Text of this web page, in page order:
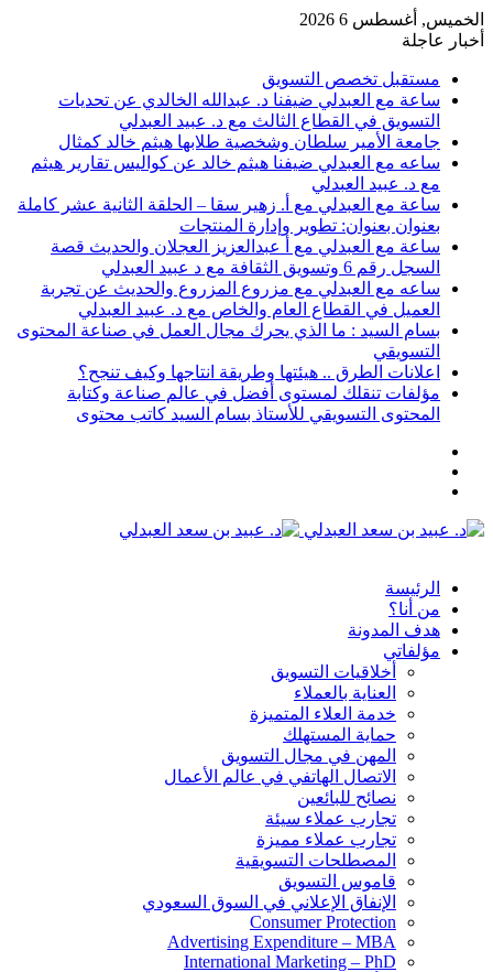
الخميس, أغسطس 6 2026
أخبار عاجلة
مستقبل تخصص التسويق
ساعة مع العبدلي ضيفنا د. عبدالله الخالدي عن تحديات
التسويق في القطاع الثالث مع د. عبيد العبدلي
جامعة الأمير سلطان وشخصية طلابها هيثم خالد كمثال
ساعه مع العبدلي ضيفنا هيثم خالد عن كواليس تقارير هيثم
مع د. عبيد العبدلي
ساعة مع العبدلي مع أ. زهير سقا – الحلقة الثانية عشر كاملة
بعنوان بعنوان: تطوير وإدارة المنتجات
ساعة مع العبدلي مع أ عبدالعزيز العجلان والحديث قصة
السجل رقم 6 وتسويق الثقافة مع د عبيد العبدلي
ساعه مع العبدلي مع مزروع المزروع والحديث عن تجربة
العميل في القطاع العام والخاص مع د. عبيد العبدلي
بسام السيد : ما الذي يحرك مجال العمل في صناعة المحتوى
التسويقي
اعلانات الطرق .. هيئتها وطريقة انتاجها وكيف تنجح؟
مؤلفات تنقلك لمستوى أفضل في عالم صناعة وكتابة
المحتوى التسويقي للأستاذ بسام السيد كاتب محتوى
القائمة
الرئيسة
من أنا؟
هدف المدونة
مؤلفاتي
أخلاقيات التسويق
العناية بالعملاء
خدمة العلاء المتميزة
حماية المستهلك
المهن في مجال التسويق
الاتصال الهاتفي في عالم الأعمال
نصائح للبائعين
تجارب عملاء سيئة
تجارب عملاء مميزة
المصطلحات التسويقية
قاموس التسويق
الإنفاق الإعلاني في السوق السعودي
Consumer Protection
Advertising Expenditure – MBA
International Marketing – PhD